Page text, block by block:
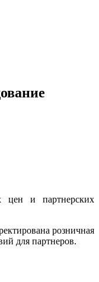
цен и партнерских
розничная
для партнеров.